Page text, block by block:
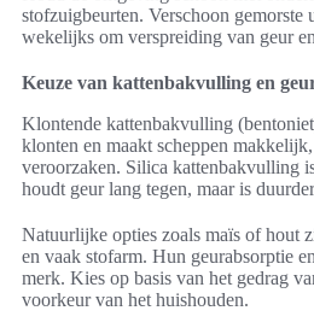
stofzuigbeurten. Verschoon gemorste
wekelijks om verspreiding van geur
Keuze van kattenbakvulling en
Klontende kattenbakvulling
klonten en maakt scheppen
veroorzaken. Silica kattenbakvulling
houdt geur lang tegen, maar is
Natuurlijke opties zoals maïs of hout
en vaak stofarm. Hun geurabsorptie
merk. Kies op basis van het gedrag
voorkeur van het huishouden.